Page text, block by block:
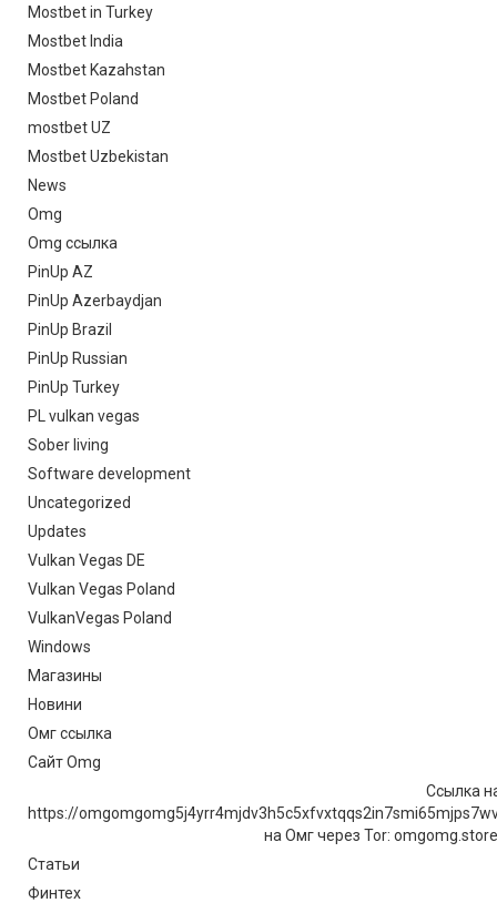
Mostbet in Turkey
Mostbet India
Mostbet Kazahstan
Mostbet Poland
mostbet UZ
Mostbet Uzbekistan
News
Omg
Omg ссылка
PinUp AZ
PinUp Azerbaydjan
PinUp Brazil
PinUp Russian
PinUp Turkey
PL vulkan vegas
Sober living
Software development
Uncategorized
Updates
Vulkan Vegas DE
Vulkan Vegas Poland
VulkanVegas Poland
Windows
Магазины
Новини
Омг ссылка
Сайт Omg
Ссылка
https://
на Омг через Tor:
Статьи
Финтех